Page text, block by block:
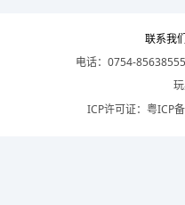
联系我
电话：0754-
ICP许可证： 粤ICP